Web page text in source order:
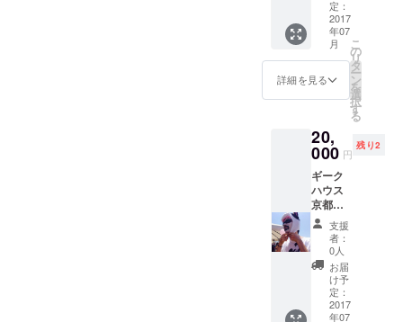
ンで運
営のつ
らみと
楽しみ
を共有
しま
ハウス
でも
OK。
井より
様々な
フェチ
とメ
ディア
運営や
ライ
ターの
れを聞
けるラ
ンチor
カフェ
orブラ
ンチ。
場所は
日程調
整のう
え東京
で、時
間は1時
間ほど
定：
2017
年07
月
詳細を見る
こ
の
リ
タ
ー
ン
を
選
択
す
る
20,
000 円
残り2
ギーク
ハウス
京都東
福寺
オー
ナーわ
けん先
生によ
るUnity
技術相
支援
者：
0人
お届
け予
定：
2017
年07